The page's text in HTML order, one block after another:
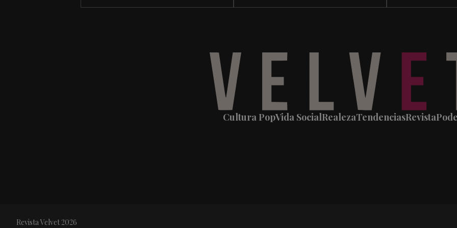
Cultura PopVida SocialRealezaTendenciasRevista
Revista Velvet 2026